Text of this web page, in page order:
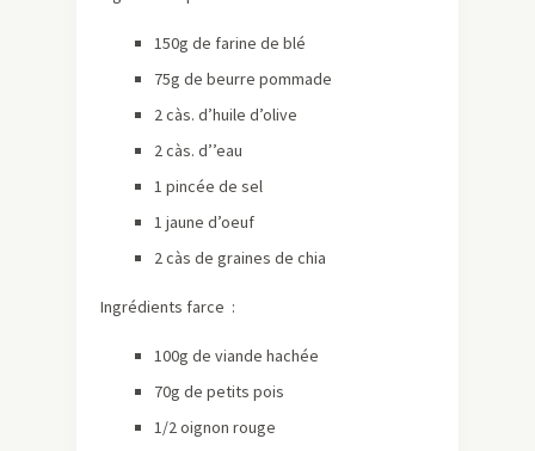
150g de farine de blé
75g de beurre pommade
2 càs. d’huile d’olive
2 càs. d’’eau
1 pincée de sel
1 jaune d’oeuf
2 càs de graines de chia
Ingrédients farce :
100g de viande hachée
70g de petits pois
1/2 oignon rouge